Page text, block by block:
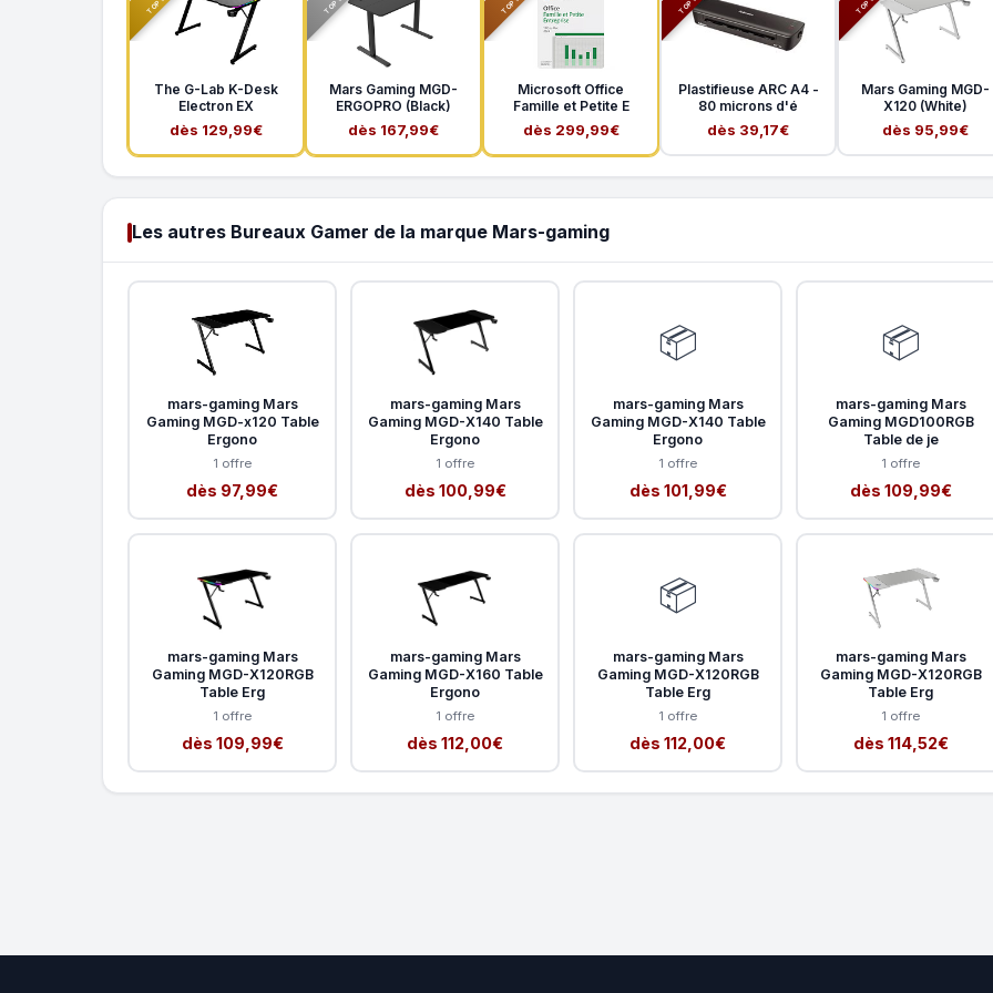
The G-Lab K-Desk
Electron EX
dès 129,99€
Mars Gaming MGD-
ERGOPRO (Black)
dès 167,99€
Microsoft Office
Famille et Petite E
dès 299,99€
Plastifieuse ARC A4 -
80 microns d'é
dès 39,17€
Mars Gaming MGD-
X120 (White)
dès 95,99€
Les autres Bureaux Gamer de la marque Mars-gaming
mars-gaming Mars
Gaming MGD-x120 Table
Ergono
1 offre
dès 97,99€
mars-gaming Mars
Gaming MGD-X140 Table
Ergono
1 offre
dès 100,99€
📦
mars-gaming Mars
Gaming MGD-X140 Table
Ergono
1 offre
dès 101,99€
📦
mars-gaming Mars
Gaming MGD100RGB
Table de je
1 offre
dès 109,99€
mars-gaming Mars
Gaming MGD-X120RGB
Table Erg
1 offre
dès 109,99€
mars-gaming Mars
Gaming MGD-X160 Table
Ergono
1 offre
dès 112,00€
📦
mars-gaming Mars
Gaming MGD-X120RGB
Table Erg
1 offre
dès 112,00€
mars-gaming Mars
Gaming MGD-X120RGB
Table Erg
1 offre
dès 114,52€